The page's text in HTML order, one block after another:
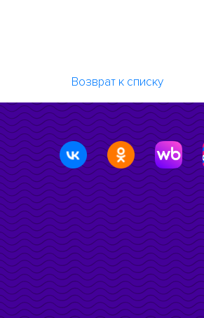
Возврат к списку